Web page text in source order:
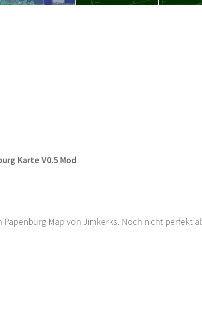
Karte V0.5 Mod
Papenburg Map von Jimkerks. Noch nicht perfekt